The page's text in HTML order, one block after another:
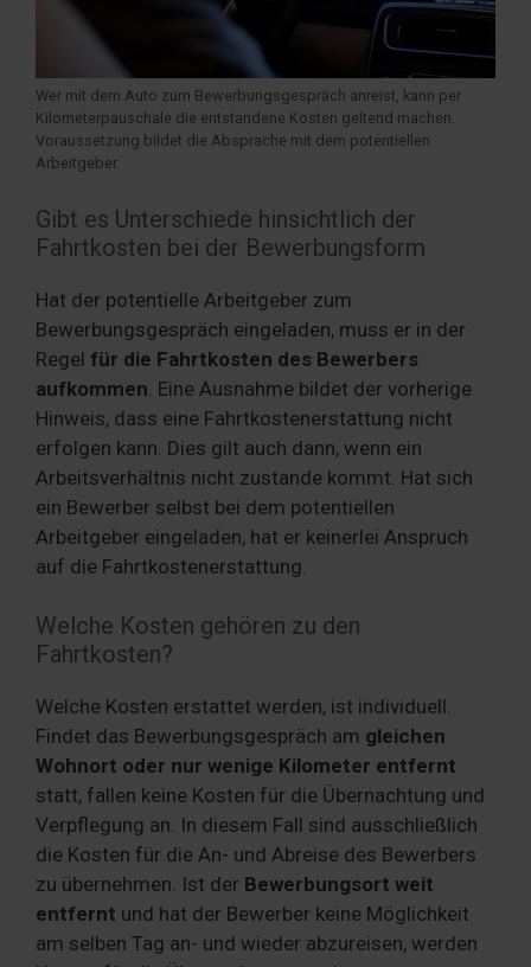
Wer mit dem Auto zum Bewerbungsgespräch anreist, kann per
Kilometerpauschale die entstandene Kosten geltend machen.
Voraussetzung bildet die Absprache mit dem potentiellen
Arbeitgeber.
Gibt es Unterschiede hinsichtlich der
Fahrtkosten bei der Bewerbungsform
Hat der potentielle Arbeitgeber zum
Bewerbungsgespräch eingeladen, muss er in der
Regel für die Fahrtkosten des Bewerbers
aufkommen . Eine Ausnahme bildet der vorherige
Hinweis, dass eine Fahrtkostenerstattung nicht
erfolgen kann. Dies gilt auch dann, wenn ein
Arbeitsverhältnis nicht zustande kommt. Hat sich
ein Bewerber selbst bei dem potentiellen
Arbeitgeber eingeladen, hat er keinerlei Anspruch
auf die Fahrtkostenerstattung.
Welche Kosten gehören zu den
Fahrtkosten?
Welche Kosten erstattet werden, ist individuell.
Findet das Bewerbungsgespräch am gleichen
Wohnort oder nur wenige Kilometer entfernt
statt, fallen keine Kosten für die Übernachtung und
Verpflegung an. In diesem Fall sind ausschließlich
die Kosten für die An- und Abreise des Bewerbers
zu übernehmen. Ist der Bewerbungsort weit
entfernt und hat der Bewerber keine Möglichkeit
am selben Tag an- und wieder abzureisen, werden